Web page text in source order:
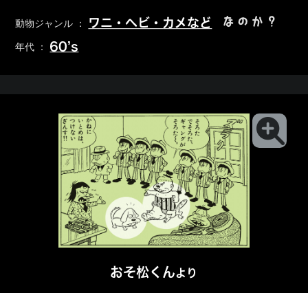
動物ジャンル ： ワニ・ヘビ・カメなど なのか？
年代 ： 60’s
おそ松くんより